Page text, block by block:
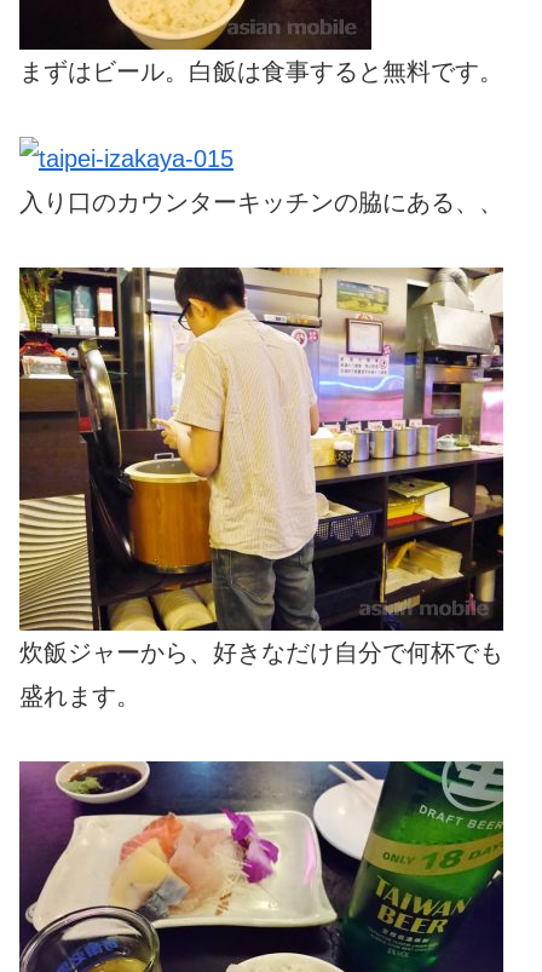
まずはビール。白飯は食事すると無料です。
入り口のカウンターキッチンの脇にある、、
炊飯ジャーから、好きなだけ自分で何杯でも
盛れます。